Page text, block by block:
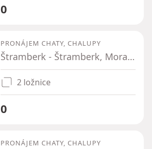
0
PRONÁJEM CHATY, CHALUPY
Štramberk - Štramberk, Moravskoslezský kraj
2 ložnice
0
PRONÁJEM CHATY, CHALUPY